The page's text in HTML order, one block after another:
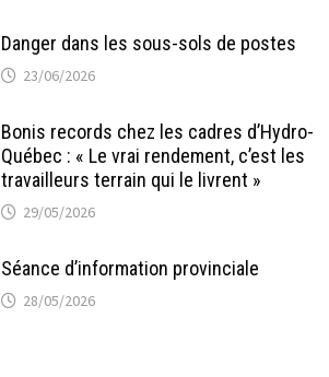
Danger dans les sous-sols de postes
23/06/2026
Bonis records chez les cadres d’Hydro-
Québec : « Le vrai rendement, c’est les
travailleurs terrain qui le livrent »
29/05/2026
Séance d’information provinciale
28/05/2026